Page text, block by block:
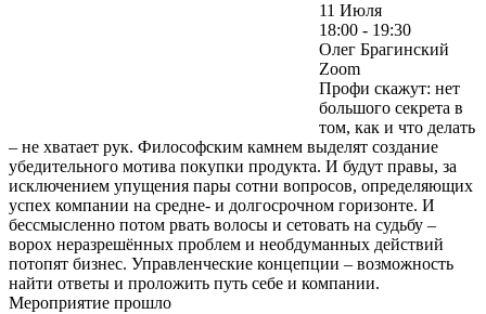
11 Июля
18:00 - 19:30
Олег Брагинский
Zoom
Профи скажут: нет
большого секрета в
том, как и что делать
– не хватает рук. Философским камнем выделят создание
убедительного мотива покупки продукта. И будут правы, за
исключением упущения пары сотни вопросов, определяющих
успех компании на средне- и долгосрочном горизонте. И
бессмысленно потом рвать волосы и сетовать на судьбу –
ворох неразрешённых проблем и необдуманных действий
потопят бизнес. Управленческие концепции – возможность
найти ответы и проложить путь себе и компании.
Мероприятие прошло